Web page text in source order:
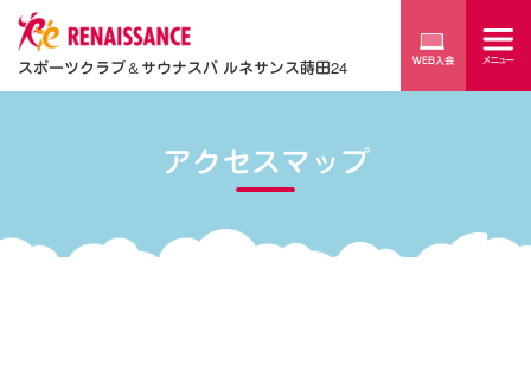
スポーツクラブ＆サウナスパ ルネサンス蒔田24
アクセスマップ